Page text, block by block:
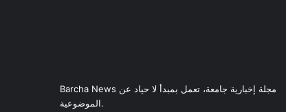
Barcha News مجلة إخبارية جامعة، تعمل بمبدأ لا حياد عن
الموضوعية.